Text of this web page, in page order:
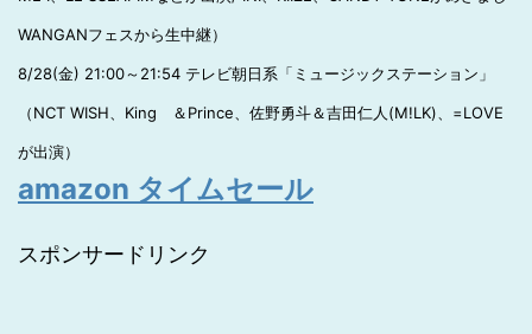
WANGANフェスから生中継）
8/28(金) 21:00～21:54 テレビ朝日系「ミュージックステーション」
（NCT WISH、King ＆Prince、佐野勇斗＆吉田仁人(M!LK)、=LOVE
が出演）
amazon タイムセール
スポンサードリンク